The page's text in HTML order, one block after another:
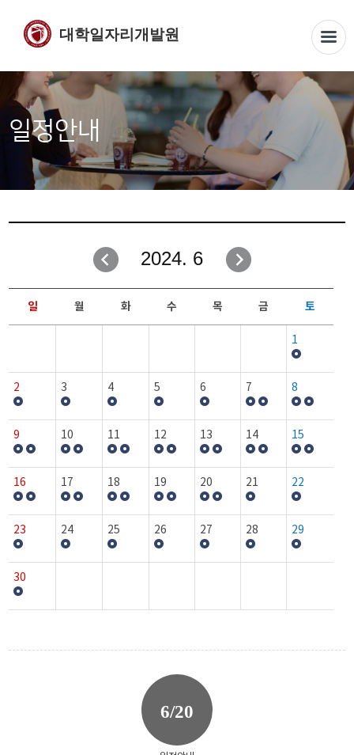
대학일자리개발원
일정안내
2024. 6
일 월 화 수 목 금 토
1
2 3 4 5 6 7 8
9 10 11 12 13 14 15
16 17 18 19 20 21 22
23 24 25 26 27 28 29
30
6/20